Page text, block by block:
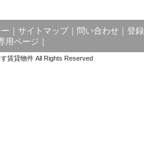
サイトマップ｜ 問い合わせ
登録
用ページ
賃貸物件 All Rights Reserved